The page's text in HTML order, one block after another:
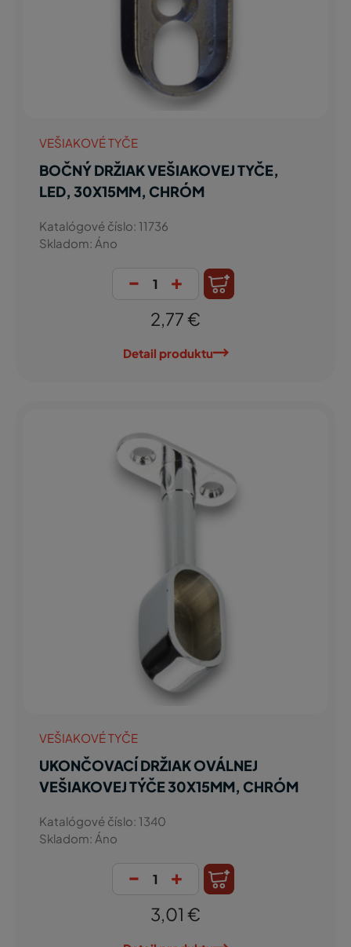
VEŠIAKOVÉ TYČE
BOČNÝ DRŽIAK VEŠIAKOVEJ TYČE,
LED, 30X15MM, CHRÓM
Katalógové číslo: 11736
Skladom: Áno
- +
2,77 €
Detail produktu
VEŠIAKOVÉ TYČE
UKONČOVACÍ DRŽIAK OVÁLNEJ
VEŠIAKOVEJ TÝČE 30X15MM, CHRÓM
Katalógové číslo: 1340
Skladom: Áno
- +
3,01 €